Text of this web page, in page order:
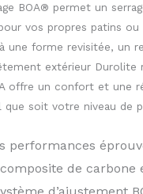
BOA® permet un
vos propres patins ou
une forme revisitée, un
extérieur Durolite
offre un confort et une
que soit votre niveau de
performances
de carbone